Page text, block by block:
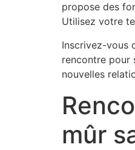
propose des
Utilisez votre
Inscrivez-vous
rencontre pour
nouvelles
mûr